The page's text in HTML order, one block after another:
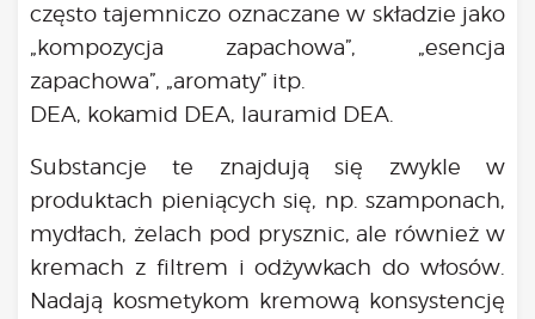
często tajemniczo oznaczane w składzie jako
„kompozycja zapachowa”, „esencja
zapachowa”, „aromaty” itp.
DEA, kokamid DEA, lauramid DEA.
Substancje te znajdują się zwykle w
produktach pieniących się, np. szamponach,
mydłach, żelach pod prysznic, ale również w
kremach z filtrem i odżywkach do włosów.
Nadają kosmetykom kremową konsystencję